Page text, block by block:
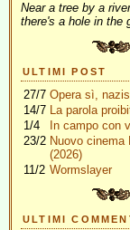
Near a tree by a river
there's a hole in the
ULTIMI POST
27/7 Opera sì,
14/7 La parola
1/4
In campo con
23/2 Nuovo cinema
(2026)
11/2 Wormslayer
ULTIMI